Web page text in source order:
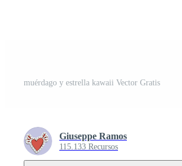
muérdago y estrella kawaii Vector Gratis
Giuseppe Ramos
115.133 Recursos